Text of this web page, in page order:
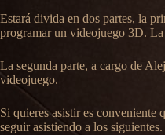
Estará divida en dos partes, la
programar un videojuego 3D. La
La segunda parte, a cargo de
videojuego.
Si quieres asistir es conveniente
seguir asistiendo a los